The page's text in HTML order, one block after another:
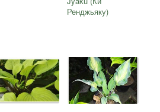
Ренджьяку)